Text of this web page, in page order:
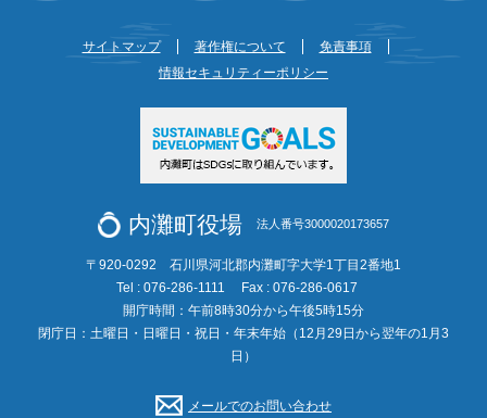
サイトマップ 著作権について
免責事項
情報セキュリティーポリシー
内灘町役場 法人番号3000020173657
〒920-0292 石川県河北郡内灘町字大学1丁目2番地1
Tel : 076-286-1111
Fax : 076-286-0617
開庁時間：午前8時30分から午後5時15分
閉庁日：土曜日・日曜日・祝日・年末年始（12月29日から翌年の1月3
日）
メールでのお問い合わせ